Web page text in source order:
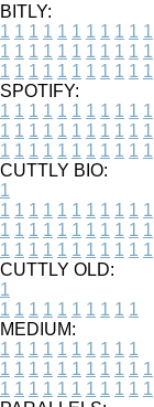
BITLY:
1 1 1 1 1 1 1 1 1 1 1
1 1 1 1 1 1 1 1 1 1 1
1 1 1 1 1 1 1 1 1 1 1
SPOTIFY:
1 1 1 1 1 1 1 1 1 1 1
1 1 1 1 1 1 1 1 1 1 1
1 1 1 1 1 1 1 1 1 1 1
CUTTLY BIO:
1
1 1 1 1 1 1 1 1 1 1 1
1 1 1 1 1 1 1 1 1 1 1
1 1 1 1 1 1 1 1 1 1 1
CUTTLY OLD:
1
1 1 1 1 1 1 1 1 1 1
MEDIUM:
1 1 1 1 1 1 1 1 1 1
1 1 1 1 1 1 1 1 1 1 1
1 1 1 1 1 1 1 1 1 1 1